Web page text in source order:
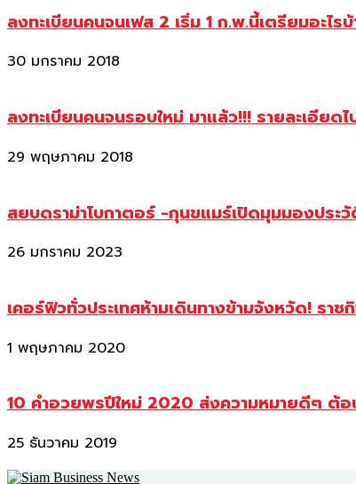
ลงทะเบียนคนจนเฟส 2 เริ่ม 1 ก.พ.นี้เตรียมอะไร
30 มกราคม 2018
ลงทะเบียนคนจนรอบใหม่ มาแล้ว!!! รายละเอีย
29 พฤษภาคม 2018
สยบดราม่าโบกาตอร์ -กุนขแมร์เปิดมุมมองประ
26 มกราคม 2023
เคอร์ฟิวทั่วประเทศห้ามเดินทางข้ามจังหวัด! ราช
1 พฤษภาคม 2020
10 คำอวยพรปีใหม่ 2020 ส่งความหมายดีๆ ต้
25 ธันวาคม 2019